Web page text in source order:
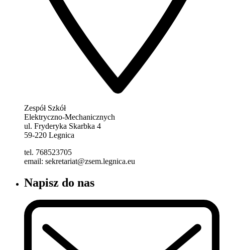
Zespół Szkół
Elektryczno-Mechanicznych
ul. Fryderyka Skarbka 4
59-220 Legnica
tel. 768523705
email: sekretariat@zsem.legnica.eu
Napisz do nas